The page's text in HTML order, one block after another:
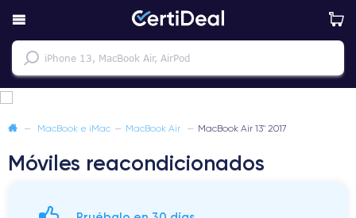
— MacBook e iMac — MacBook Air — MacBook Air 13" 2017
Móviles reacondicionados